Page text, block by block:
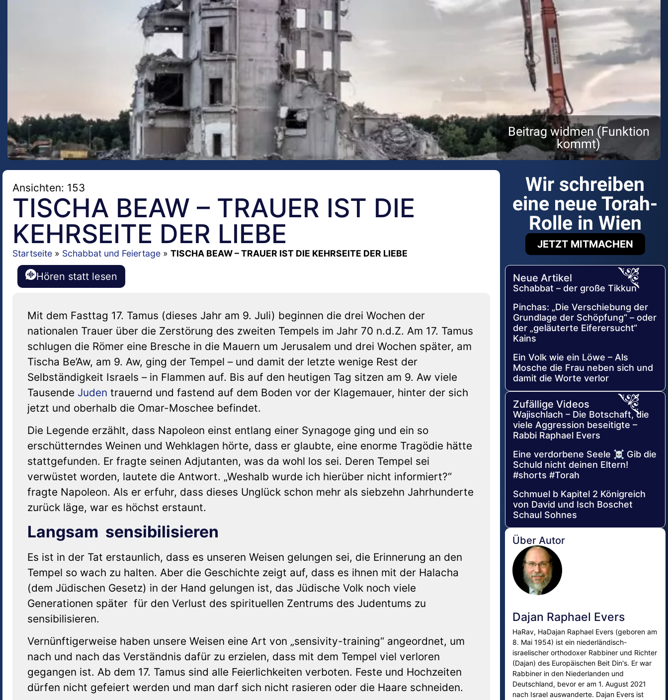
Beitrag widmen (Funktion
kommt)
Ansichten: 153
TISCHA BEAW – TRAUER IST DIE
KEHRSEITE DER LIEBE
Startseite » Schabbat und Feiertage » TISCHA BEAW – TRAUER IST DIE KEHRSEITE DER LIEBE
Hören statt lesen
Mit dem Fasttag 17. Tamus (dieses Jahr am 9. Juli) beginnen die drei Wochen der
nationalen Trauer über die Zerstörung des zweiten Tempels im Jahr 70 n.d.Z. Am 17. Tamus
schlugen die Römer eine Bresche in die Mauern um Jerusalem und drei Wochen später, am
Tischa Be’Aw, am 9. Aw, ging der Tempel – und damit der letzte wenige Rest der
Selbständigkeit Israels – in Flammen auf. Bis auf den heutigen Tag sitzen am 9. Aw viele
Tausende Juden trauernd und fastend auf dem Boden vor der Klagemauer, hinter der sich
jetzt und oberhalb die Omar-Moschee befindet.
Die Legende erzählt, dass Napoleon einst entlang einer Synagoge ging und ein so
erschütterndes Weinen und Wehklagen hörte, dass er glaubte, eine enorme Tragödie hätte
stattgefunden. Er fragte seinen Adjutanten, was da wohl los sei. Deren Tempel sei
verwüstet worden, lautete die Antwort. „Weshalb wurde ich hierüber nicht informiert?“
fragte Napoleon. Als er erfuhr, dass dieses Unglück schon mehr als siebzehn Jahrhunderte
zurück läge, war es höchst erstaunt.
Langsam sensibilisieren
Es ist in der Tat erstaunlich, dass es unseren Weisen gelungen sei, die Erinnerung an den
Tempel so wach zu halten. Aber die Geschichte zeigt auf, dass es ihnen mit der Halacha
(dem Jüdischen Gesetz) in der Hand gelungen ist, das Jüdische Volk noch viele
Generationen später für den Verlust des spirituellen Zentrums des Judentums zu
sensibilisieren.
Vernünftigerweise haben unsere Weisen eine Art von „sensivity-training“ angeordnet, um
nach und nach das Verständnis dafür zu erzielen, dass mit dem Tempel viel verloren
gegangen ist. Ab dem 17. Tamus sind alle Feierlichkeiten verboten. Feste und Hochzeiten
dürfen nicht gefeiert werden und man darf sich nicht rasieren oder die Haare schneiden.
Wir schreiben
eine neue Torah-
Rolle in Wien
JETZT MITMACHEN
Neue Artikel
Schabbat – der große Tikkun
Pinchas: „Die Verschiebung der
Grundlage der Schöpfung“ – oder
der „geläuterte Eiferersucht“
Kains
Ein Volk wie ein Löwe – Als
Mosche die Frau neben sich und
damit die Worte verlor
Zufällige Videos
Wajischlach – Die Botschaft, die
viele Aggression beseitigte –
Rabbi Raphael Evers
Eine verdorbene Seele ☠️ Gib die
Schuld nicht deinen Eltern!
#shorts #Torah
Schmuel b Kapitel 2 Königreich
von David und Isch Boschet
Schaul Sohnes
Über Autor
Dajan Raphael Evers
HaRav, HaDajan Raphael Evers (geboren am
8. Mai 1954) ist ein niederländisch-
israelischer orthodoxer Rabbiner und Richter
(Dajan) des Europäischen Beit Din's. Er war
Rabbiner in den Niederlanden und
Deutschland, bevor er am 1. August 2021
nach Israel auswanderte. Dajan Evers ist